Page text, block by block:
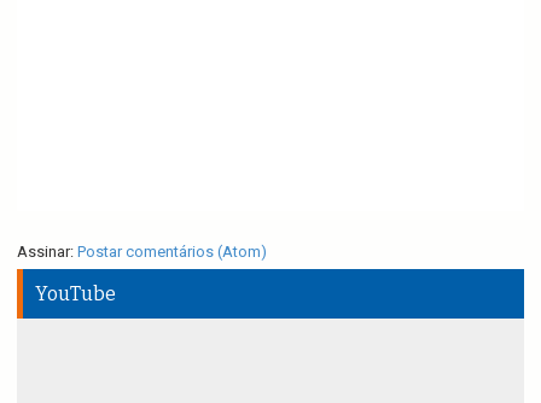
Assinar: Postar comentários (Atom)
YouTube